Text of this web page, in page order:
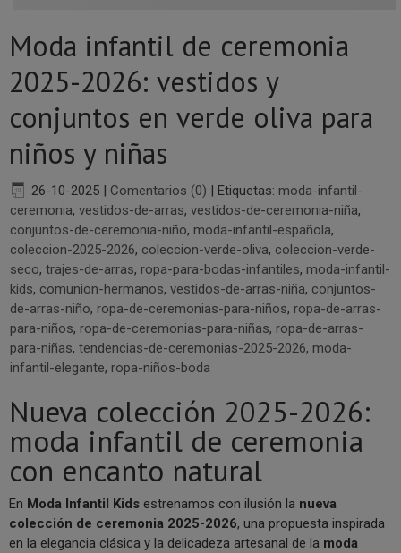
Moda infantil de ceremonia
2025-2026: vestidos y
conjuntos en verde oliva para
niños y niñas
26-10-2025 | Comentarios (0) | Etiquetas: moda-infantil-
ceremonia, vestidos-de-arras, vestidos-de-ceremonia-niña,
conjuntos-de-ceremonia-niño, moda-infantil-española,
coleccion-2025-2026, coleccion-verde-oliva, coleccion-verde-
seco, trajes-de-arras, ropa-para-bodas-infantiles, moda-infantil-
kids, comunion-hermanos, vestidos-de-arras-niña, conjuntos-
de-arras-niño, ropa-de-ceremonias-para-niños, ropa-de-arras-
para-niños, ropa-de-ceremonias-para-niñas, ropa-de-arras-
para-niñas, tendencias-de-ceremonias-2025-2026, moda-
infantil-elegante, ropa-niños-boda
Nueva colección 2025-2026:
moda infantil de ceremonia
con encanto natural
En Moda Infantil Kids estrenamos con ilusión la nueva
colección de ceremonia 2025-2026, una propuesta inspirada
en la elegancia clásica y la delicadeza artesanal de la moda